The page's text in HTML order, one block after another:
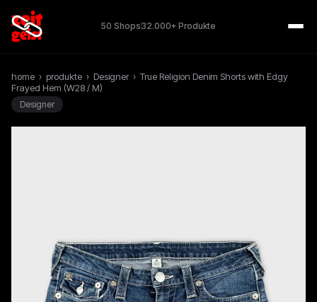
50 Shops32.000+ Produkte
home › produkte › Designer › True Religion Denim Shorts with Edgy
Frayed Hem (W28 / M)
Designer